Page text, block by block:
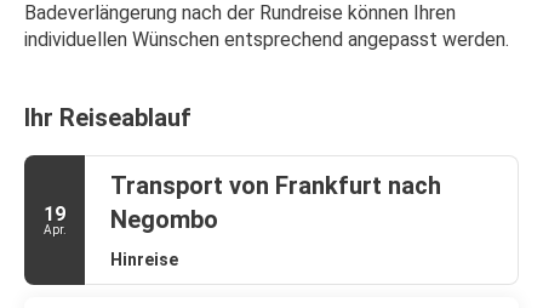
Badeverlängerung nach der Rundreise können Ihren
individuellen Wünschen entsprechend angepasst werden.
Ihr Reiseablauf
19
Apr.
Transport von Frankfurt nach
Negombo
Hinreise